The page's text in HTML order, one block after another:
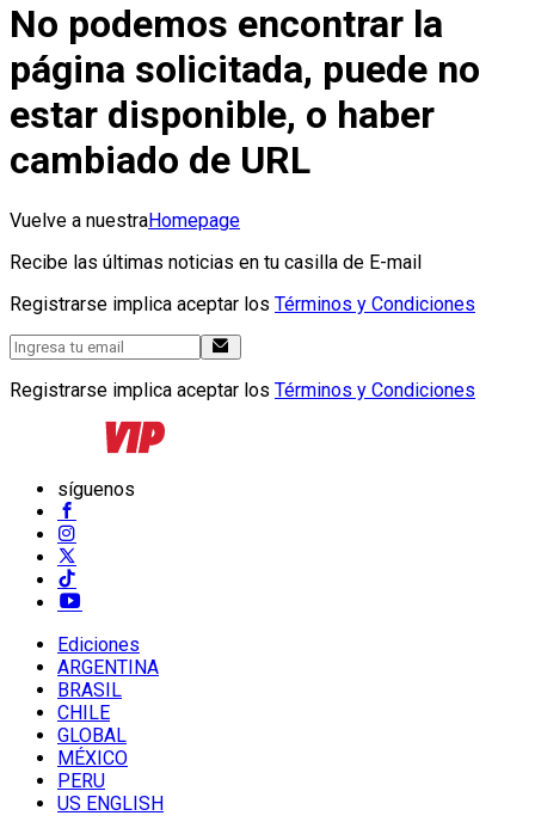
No podemos encontrar la
página solicitada, puede no
estar disponible, o haber
cambiado de URL
Vuelve a nuestraHomepage
Recibe las últimas noticias en tu casilla de E-mail
Registrarse implica aceptar los Términos y Condiciones
Registrarse implica aceptar los Términos y Condiciones
síguenos
Ediciones
ARGENTINA
BRASIL
CHILE
GLOBAL
MÉXICO
PERU
US ENGLISH